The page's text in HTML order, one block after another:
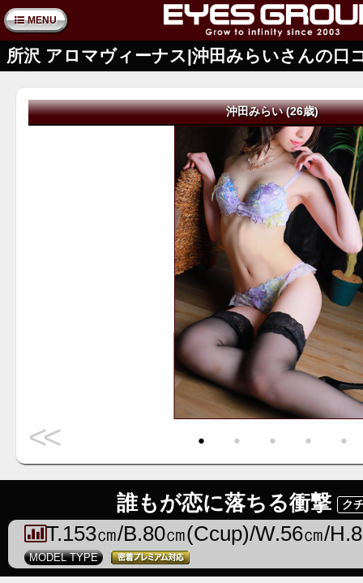
MENU
所沢 アロマヴィーナス|沖田みらいさんの口
沖田みらい (26歳)
<< ・ ・ ・ ・ ・
誰もが恋に落ちる衝撃 ク
T.153㎝/B.80㎝(Ccup)/W.56㎝/
MODEL TYPE